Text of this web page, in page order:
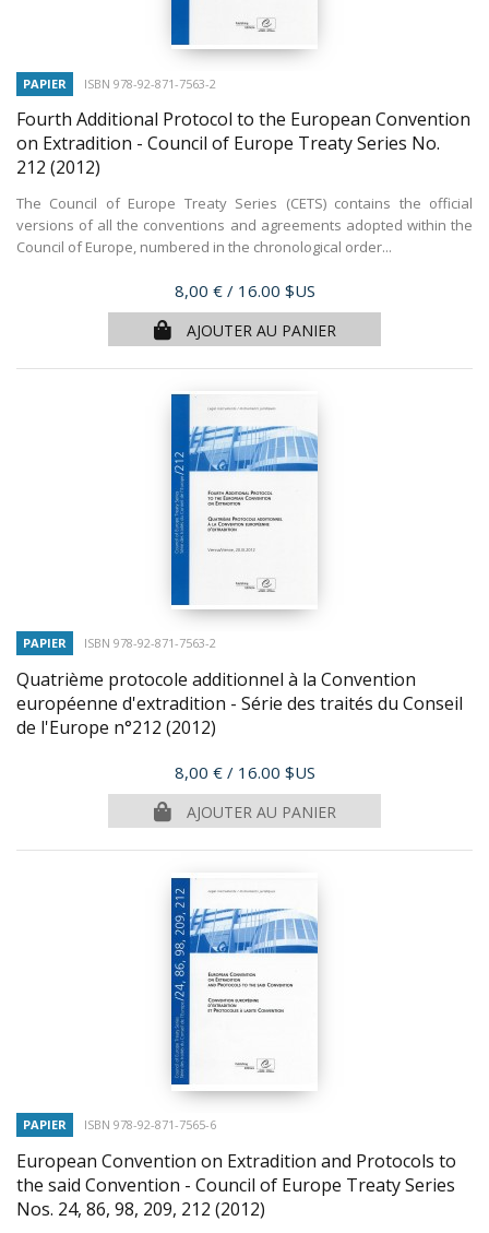
PAPIER ISBN 978-92-871-7563-2
Fourth Additional Protocol to the European Convention
on Extradition - Council of Europe Treaty Series No.
212 (2012)
The Council of Europe Treaty Series (CETS) contains the official
versions of all the conventions and agreements adopted within the
Council of Europe, numbered in the chronological order...
Prix
8,00 € / 16.00 $US
AJOUTER AU PANIER
PAPIER ISBN 978-92-871-7563-2
Quatrième protocole additionnel à la Convention
européenne d'extradition - Série des traités du Conseil
de l'Europe n°212 (2012)
Prix
8,00 € / 16.00 $US
AJOUTER AU PANIER
PAPIER ISBN 978-92-871-7565-6
European Convention on Extradition and Protocols to
the said Convention - Council of Europe Treaty Series
Nos. 24, 86, 98, 209, 212 (2012)